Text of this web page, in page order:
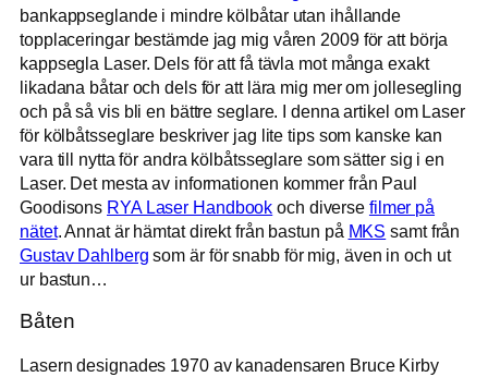
bankappseglande i mindre kölbåtar utan ihållande
topplaceringar bestämde jag mig våren 2009 för att börja
kappsegla Laser. Dels för att få tävla mot många exakt
likadana båtar och dels för att lära mig mer om jollesegling
och på så vis bli en bättre seglare. I denna artikel om Laser
för kölbåtsseglare beskriver jag lite tips som kanske kan
vara till nytta för andra kölbåtsseglare som sätter sig i en
Laser. Det mesta av informationen kommer från Paul
Goodisons RYA Laser Handbook och diverse filmer på
nätet. Annat är hämtat direkt från bastun på MKS samt från
Gustav Dahlberg som är för snabb för mig, även in och ut
ur bastun…
Båten
Lasern designades 1970 av kanadensaren Bruce Kirby